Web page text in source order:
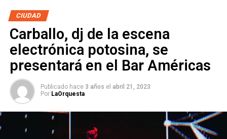
CIUDAD
Carballo, dj de la escena
electrónica potosina, se
presentará en el Bar Américas
Publicado hace 3 años el abril 21, 2023
Por LaOrquesta